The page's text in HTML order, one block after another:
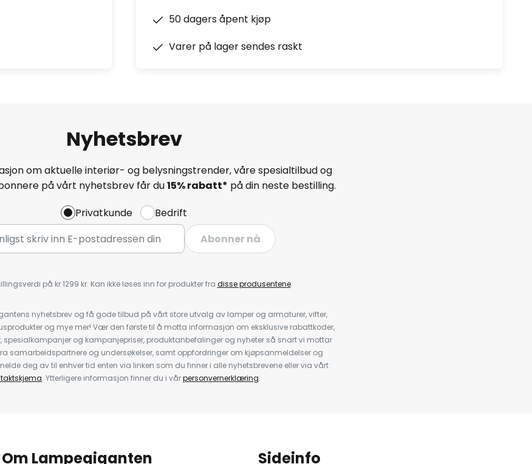
50 dagers åpent kjøp
Varer på lager sendes raskt
Nyhetsbrev
om aktuelle interiør- og belysningstrender, våre spesialtilbud og
på vårt nyhetsbrev får du15% rabatt* på din neste bestilling.
Privatkunde
Bedrift
Abonner nå
på kr 1299 kr. Kan ikke løses inn for produkter fra disse produsentene.
nyhetsbrev og få gode tilbud på vårt store utvalg av lamper og armaturer, vifter,
og mye mer! Vær den første til å motta informasjon om eksklusive rabattkoder,
spesialkampanjer og kampanjepriser, produktanbefalinger og nyheter så snart vi mottar
samarbeidspartnere og undersøkelser, samt oppfordringer om kjøpsanmeldelser og
deg av til enhver tid enten via linken som du finner i alle nyhetsbrevene eller via vårt
. Ytterligere informasjon finner du i vårpersonvernerklæring.
Om Lampegiganten Sideinfo